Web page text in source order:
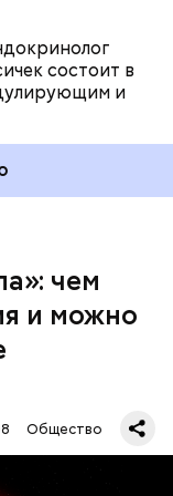
состоит в
и
чем
и можно
Общество
и
же могут жить
Мы тогда и не
Хиросиме и
—
возможна ли
от
аварии районах
В его
радиации в
в
по его
на несколько